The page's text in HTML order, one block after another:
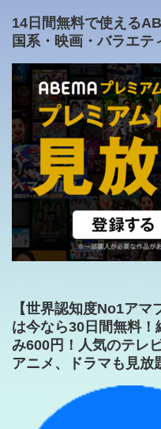
14日間無料で使える
国系・映画・バラエテ
【世界認知度No1ア
は今なら30日間無料
み600円！人気のテレ
アニメ、ドラマも見放